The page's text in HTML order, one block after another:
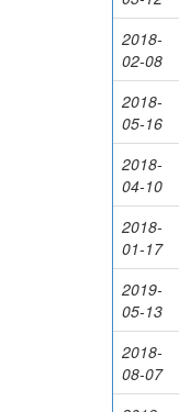
2018-
02-08
2018-
05-16
2018-
04-10
2018-
01-17
2019-
05-13
2018-
08-07